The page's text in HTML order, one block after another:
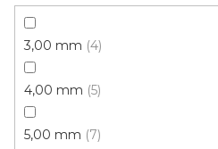
3,00 mm 4
4,00 mm 5
5,00 mm 7
Koberce běhouny Essenza /
Skladem externě,